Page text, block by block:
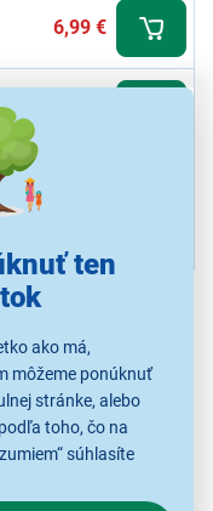
ten
ako má,
môžeme ponúknuť
stránke, alebo
toho, čo na
súhlasíte
reklám.
6,99 €
VÝPREDAJ
značky...